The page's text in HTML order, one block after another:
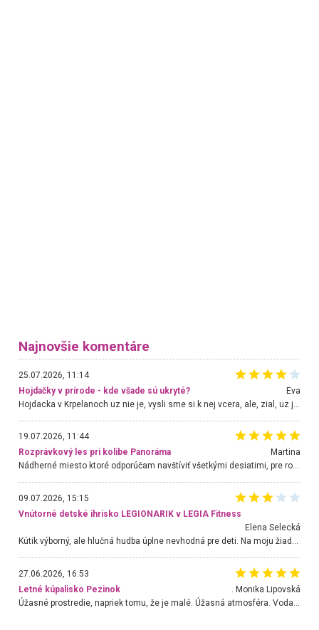
Najnovšie komentáre
25.07.2026, 11:14
Hojdačky v prírode - kde všade sú ukryté?
Eva
19.07.2026, 11:44
Rozprávkový les pri kolibe Panoráma
Martina
Nádherné miesto ktoré odporúčam navštíviť všetkými desiatimi, pre rodiny s deťmi, dôchodcom... Proste a jednoducho ozaj rozprávkový les.. určite ešte prídeme. Odniesli sme si na pamiatku krásne tričká,
09.07.2026, 15:15
Vnútorné detské ihrisko LEGIONARIK v LEGIA Fitness
Elena Selecká
Kútik výborný, ale hlučná hudba úplne nevhodná pre deti. Na moju žiadosť o aspoň sušenie nereagovali.
27.06.2026, 16:53
Letné kúpalisko Pezinok
. Monika Lipovská